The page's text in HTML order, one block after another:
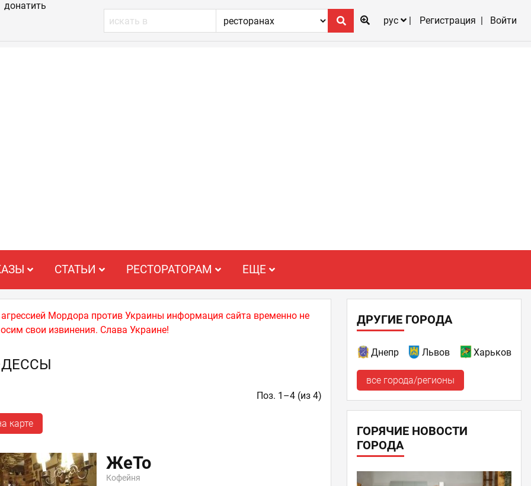
донатить
рус
Регистрация Войти
СТАТЬИ РЕСТОРАТОРАМ ЕЩЕ
агрессией Мордора против Украины информация сайта временно не
свои извинения. Слава Украине!
Поз. 1–4 (из 4)
карте
ЖеТо
Кофейня
ДРУГИЕ ГОРОДА
Днепр Львов Харьков
все города/регионы
ГОРЯЧИЕ НОВОСТИ
ГОРОДА